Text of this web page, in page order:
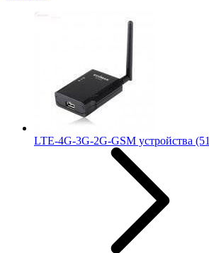
LTE-4G-3G-2G-GSM устройства